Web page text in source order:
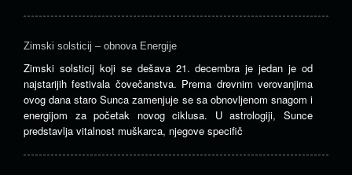
Zimski solsticij – obnova Energije
Zimski solsticij koji se dešava 21. decembra je jedan je od
najstarijih festivala čovečanstva. Prema drevnim verovanjima
ovog dana staro Sunca zamenjuje se sa obnovljenom snagom i
energijom za početak novog ciklusa. U astrologiji, Sunce
predstavlja vitalnost muškarca, njegove specifič